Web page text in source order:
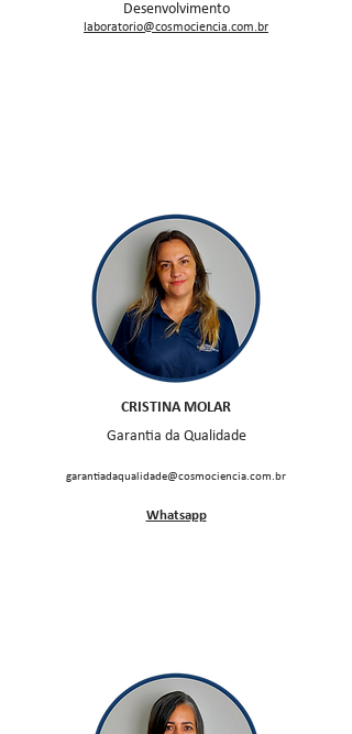
Desenvolvimento
laboratorio@cosmociencia.com.br
CRISTINA MOLAR
Garantia da Qualidade
garantiadaqualidade@cosmociencia.com.br
Whatsapp